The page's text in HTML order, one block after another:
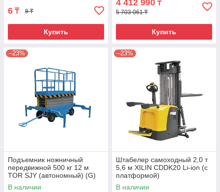
6 ₸ 8 ₸
Купить
4 412 990 ₸
5 703 061 ₸
Купить
–23%
Подъемник ножничный
передвижной 500 кг 12 м
TOR SJY (автономный) (G)
В наличии
–23%
Штабелер самоходный 2,0 т
5,6 м XILIN CDDK20 Li-ion (с
платформой)
В наличии